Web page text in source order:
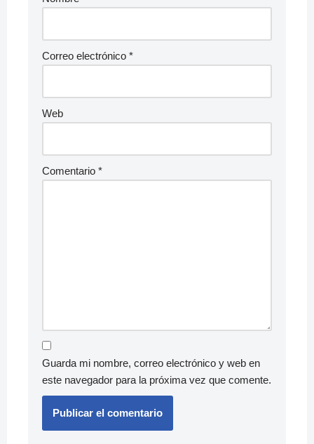
Correo electrónico *
Web
Comentario *
Guarda mi nombre, correo electrónico y web en
este navegador para la próxima vez que comente.